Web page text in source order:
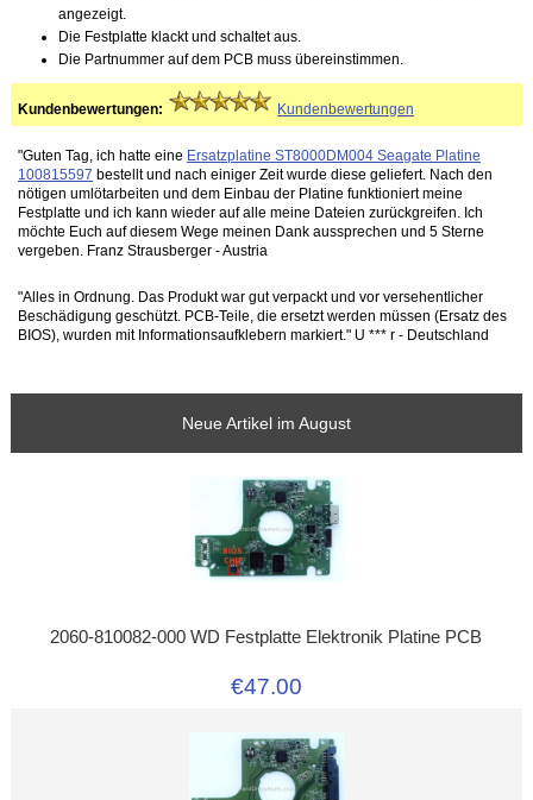
angezeigt.
Die Festplatte klackt und schaltet aus.
Die Partnummer auf dem PCB muss übereinstimmen.
Kundenbewertungen: Kundenbewertungen
"Guten Tag, ich hatte eine Ersatzplatine ST8000DM004 Seagate Platine
100815597 bestellt und nach einiger Zeit wurde diese geliefert. Nach den
nötigen umlötarbeiten und dem Einbau der Platine funktioniert meine
Festplatte und ich kann wieder auf alle meine Dateien zurückgreifen. Ich
möchte Euch auf diesem Wege meinen Dank aussprechen und 5 Sterne
vergeben. Franz Strausberger - Austria
"Alles in Ordnung. Das Produkt war gut verpackt und vor versehentlicher
Beschädigung geschützt. PCB-Teile, die ersetzt werden müssen (Ersatz des
BIOS), wurden mit Informationsaufklebern markiert." U *** r - Deutschland
Neue Artikel im August
2060-810082-000 WD Festplatte Elektronik Platine PCB
€47.00